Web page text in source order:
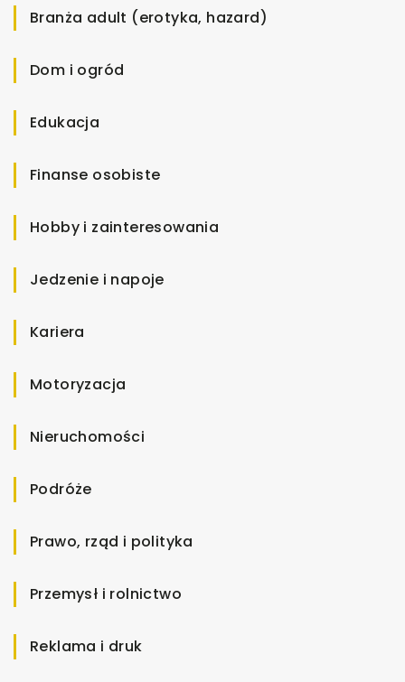
Branża adult (erotyka, hazard)
Dom i ogród
Edukacja
Finanse osobiste
Hobby i zainteresowania
Jedzenie i napoje
Kariera
Motoryzacja
Nieruchomości
Podróże
Prawo, rząd i polityka
Przemysł i rolnictwo
Reklama i druk